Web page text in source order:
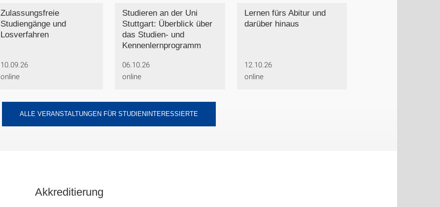
Zulassungsfreie
Studiengänge und
Losverfahren
10.09.26
online
Studieren an der Uni
Stuttgart: Überblick über
das Studien- und
Kennenlernprogramm
06.10.26
online
Lernen fürs Abitur und
darüber hinaus
12.10.26
online
ALLE VERANSTALTUNGEN FÜR STUDIENINTERESSIERTE
Akkreditierung